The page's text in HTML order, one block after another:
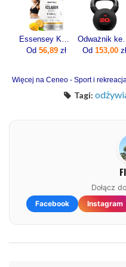
Essensey Kolagen Forte 12500 mg 400g
Od 56,89zł
Od 153,00 zł
Więcej na Ceneo - Sport i
Tagi:
Dołącz
Facebook
Instagram